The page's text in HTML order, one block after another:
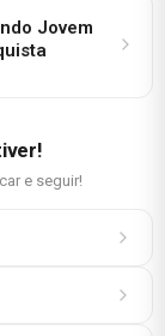
Jovem
e seguir!